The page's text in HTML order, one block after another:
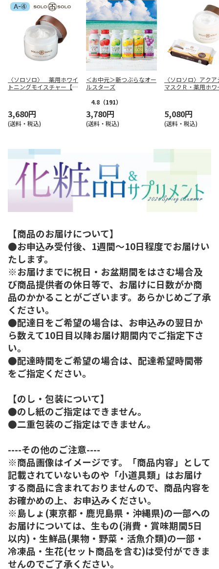
〈ソロソロ〉 薬用ホワイ
トニングモイスチャー【本
3,680円
(送料・税込)
＜お中元＞新つぶらなオー
ルスターズ
4.8 （191）
3,780円
(送料・税込)
〈ソロソロ〉アク
マスクＲ・薬用ホワ
5,080円
(送料・税込)
【商品のお届けについて】
●お申込み受付後、1週間～10日程度でお届けい
たします。
※お届けまでに祝日・お盆期間をはさむ場合及
び商品提供者の休日等で、お届けに日数がか商
品のかかることがございます。あらかじめご了承
ください。
●配達日をご希望の場合は、お申込みの翌日か
ら数えて10日目以降お届け期間内でご指定下さ
い。
●配達時間をご希望の場合は、配達希望時間帯
をご指定ください。
【のし・包装について】
●のし紙のご指定はできません。
●二重包装のご指定はできません。
----その他のご注意----
※商品画像はイメージです。「商品内容」として
記載されていないものや「小道具類」はお届け
する商品に含まれておりませんので、商品内容を
お確かめの上、お申込みください。
※島しょ(東京都・鹿児島県・沖縄県)の一部への
お届けについては、生もの(消費・賞味期間5日
以内)・生鮮品(果物・野菜・活魚介類)の一部・
冷凍品・生花(セット商品を含む)は受付ができま
せんのでご了承ください。